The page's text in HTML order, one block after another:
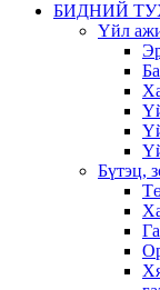
БИДНИЙ
Үйл
Бүтэц,